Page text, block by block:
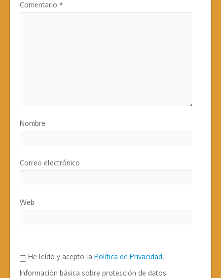
Comentario *
Nombre
Correo electrónico
Web
He leído y acepto la Política de Privacidad.
Información básica sobre protección de datos